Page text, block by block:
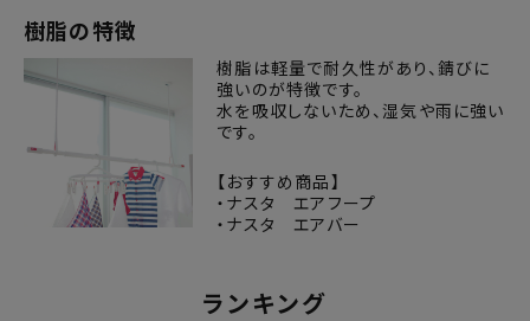
樹脂の特徴
樹脂は軽量で耐久性があり、錆びに
強いのが特徴です。
水を吸収しないため、湿気や雨に強い
です。
【おすすめ商品】
・ナスタ エアフープ
・ナスタ エアバー
ランキング